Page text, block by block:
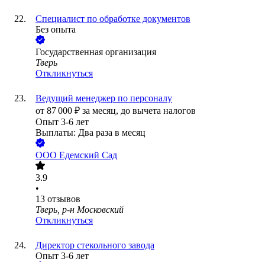
Специалист по обработке документов
Без опыта
Государственная организация
Тверь
Откликнуться
Ведущий менеджер по персоналу
от 87 000 ₽ за месяц, до вычета налогов
Опыт 3-6 лет
Выплаты: Два раза в месяц
ООО Едемский Сад
3.9
•
13 отзывов
Тверь, р-н Московский
Откликнуться
Директор стекольного завода
Опыт 3-6 лет